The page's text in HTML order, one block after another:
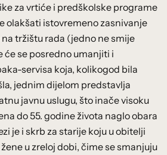
za vrtiće i predškolske programe
olakšati istovremeno zasnivanje
tržištu rada (jedno ne smije
će se posredno umanjiti i
servisa koja, kolikogod bila
jednim dijelom predstavlja
javnu uslugu, što inače visoku
do 55. godine života naglo obara
je i skrb za starije koju u obitelji
u zreloj dobi, čime se smanjuju